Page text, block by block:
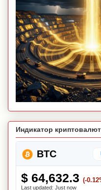
Индикатор
BTC
$ 64,632.3 (-
Last updated: Just now